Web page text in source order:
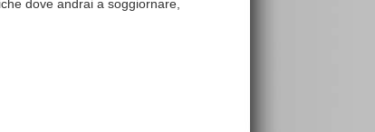
dove andrai a soggiornare,